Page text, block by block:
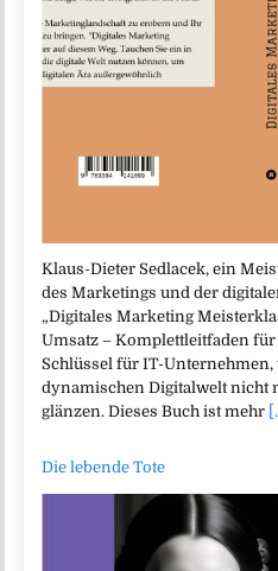
Klaus-Dieter Sedlacek, ein
des Marketings und der
„Digitales Marketing
Umsatz – Komplettleitfaden
Schlüssel für IT-Unternehmen,
dynamischen Digitalwelt nicht
glänzen. Dieses Buch ist mehr
Die lebende Tote